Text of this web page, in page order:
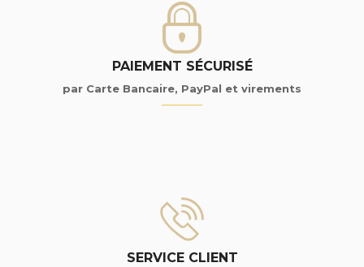
PAIEMENT SÉCURISÉ
par Carte Bancaire, PayPal et virements
SERVICE CLIENT